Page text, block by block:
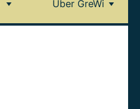
Über GreWi